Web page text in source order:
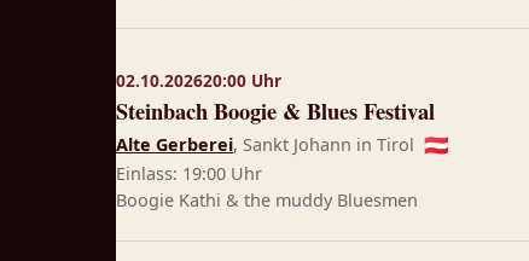
02.10.202620:00 Uhr
Steinbach Boogie & Blues Festival
Alte Gerberei, Sankt Johann in Tirol 🇦🇹
Einlass: 19:00 Uhr
Boogie Kathi & the muddy Bluesmen